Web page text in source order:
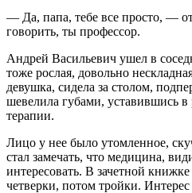
— Да, папа, тебе все просто, —
говорить, ты профессор.
Андрей Васильевич ушел в
тоже рослая, довольно
девушка, сидела за столом,
шевелила губами, уставившись
терапии.
Лицо у нее было утомленное,
стал замечать, что медицина,
интересовать. В зачетной
четверки, потом тройки. Интерес